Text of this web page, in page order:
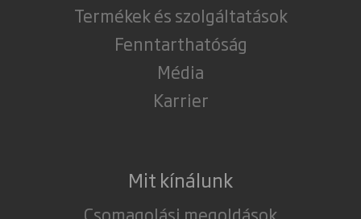
Termékek és szolgáltatások
Fenntarthatóság
Média
Karrier
Mit kínálunk
Csomagolási megoldások